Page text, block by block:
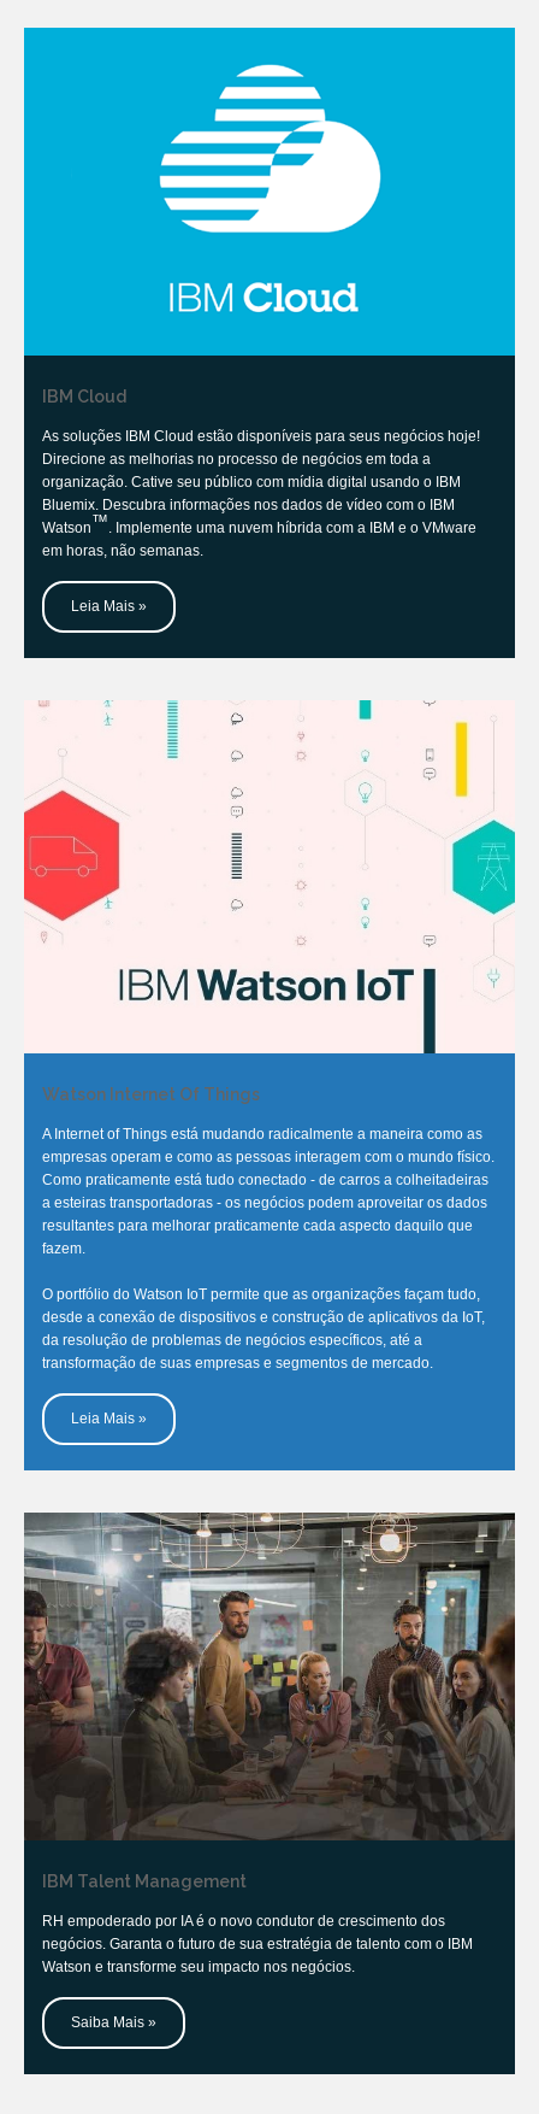
IBM Cloud
As soluções IBM Cloud estão disponíveis para seus negócios hoje!
Direcione as melhorias no processo de negócios em toda a
organização. Cative seu público com mídia digital usando o IBM
Bluemix. Descubra informações nos dados de vídeo com o IBM
Watson™. Implemente uma nuvem híbrida com a IBM e o VMware
em horas, não semanas.
Leia Mais »
Watson Internet Of Things
A Internet of Things está mudando radicalmente a maneira como as
empresas operam e como as pessoas interagem com o mundo físico.
Como praticamente está tudo conectado - de carros a colheitadeiras
a esteiras transportadoras - os negócios podem aproveitar os dados
resultantes para melhorar praticamente cada aspecto daquilo que
fazem.
O portfólio do Watson IoT permite que as organizações façam tudo,
desde a conexão de dispositivos e construção de aplicativos da IoT,
da resolução de problemas de negócios específicos, até a
transformação de suas empresas e segmentos de mercado.
Leia Mais »
IBM Talent Management
RH empoderado por IA é o novo condutor de crescimento dos
negócios. Garanta o futuro de sua estratégia de talento com o IBM
Watson e transforme seu impacto nos negócios.
Saiba Mais »